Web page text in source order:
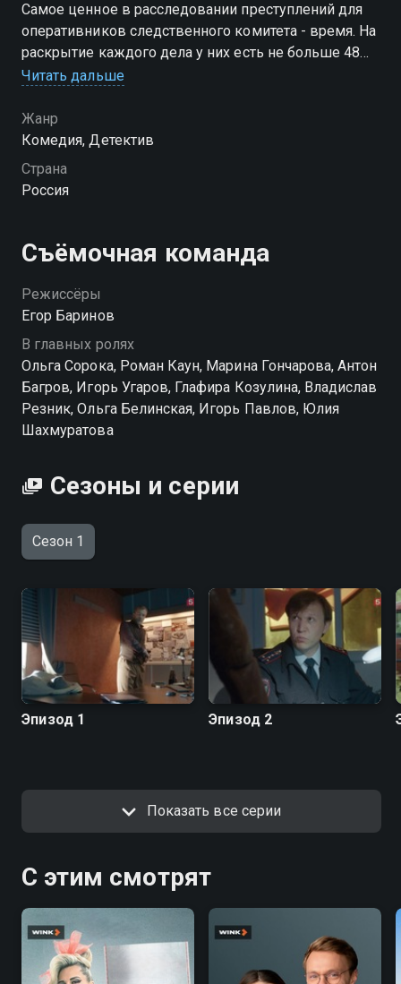
Самое ценное в расследовании преступлений для
оперативников следственного комитета - время. На
раскрытие каждого дела у них есть не больше 48
часов, в течении которых им предстоит проделать
Посмотреть онлайн 1 сезон сериала 48 часов вы
можете совершенно бесплатно в хорошем HD
качестве на Смотрёшке
Читать дальше
Жанр
Комедия, Детектив
Страна
Россия
Съёмочная команда
Режиссёры
Егор Баринов
В главных ролях
Ольга Сорока, Роман Каун, Марина Гончарова, Антон
Багров, Игорь Угаров, Глафира Козулина, Владислав
Резник, Ольга Белинская, Игорь Павлов, Юлия
Шахмуратова
Сезоны и серии
Сезон 1
Эпизод 1 Эпизод 2
Показать все серии
С этим смотрят